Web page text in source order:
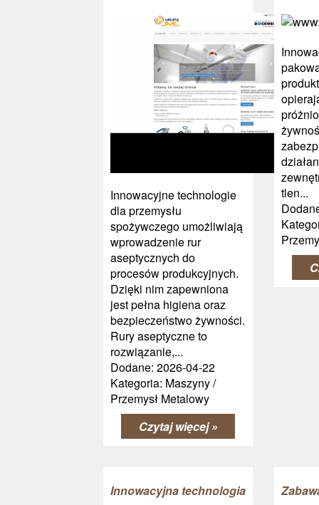
Innowacyjne technologie
dla przemysłu
spożywczego umożliwiają
wprowadzenie rur
aseptycznych do
procesów produkcyjnych.
Dzięki nim zapewniona
jest pełna higiena oraz
bezpieczeństwo żywności.
Rury aseptyczne to
rozwiązanie,...
Dodane: 2026-04-22
Kategoria: Maszyny /
Przemysł Metalowy
Czytaj więcej »
tlen...
Innowacyjna technologia